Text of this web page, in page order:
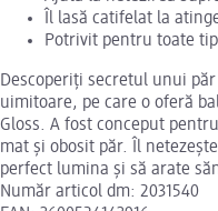
Îl lasă catifelat la
Potrivit pentru toate
Descoperiți secretul unui
uimitoare, pe care o oferă
Gloss. A fost conceput
mat și obosit păr. Îl
perfect lumina și să arate
Număr articol dm: 2031540